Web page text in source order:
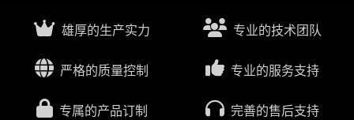
雄厚的生产实力 专业的技术团队
严格的质量控制 专业的服务支持
专属的产品订制 完善的售后支持